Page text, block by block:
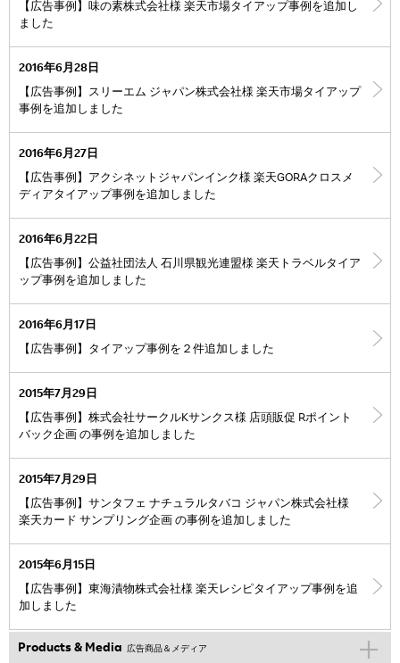
【広告事例】味の素株式会社様 楽天市場タイアップ事例を追加し
ました
2016年6月28日
【広告事例】スリーエム ジャパン株式会社様 楽天市場タイアップ
事例を追加しました
2016年6月27日
【広告事例】アクシネットジャパンインク様 楽天GORAクロスメ
ディアタイアップ事例を追加しました
2016年6月22日
【広告事例】公益社団法人 石川県観光連盟様 楽天トラベルタイア
ップ事例を追加しました
2016年6月17日
【広告事例】タイアップ事例を２件追加しました
2015年7月29日
【広告事例】株式会社サークルKサンクス様 店頭販促 Rポイント
バック企画 の事例を追加しました
2015年7月29日
【広告事例】サンタフェ ナチュラルタバコ ジャパン株式会社様
楽天カード サンプリング企画 の事例を追加しました
2015年6月15日
【広告事例】東海漬物株式会社様 楽天レシピタイアップ事例を追
加しました
Products & Media 広告商品＆メディア